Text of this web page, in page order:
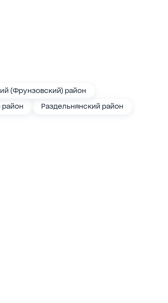
(Фрунзовский) район
район
Раздельнянский район